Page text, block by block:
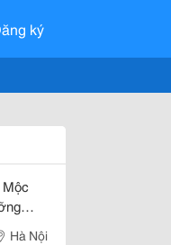
ký
Hà Nội